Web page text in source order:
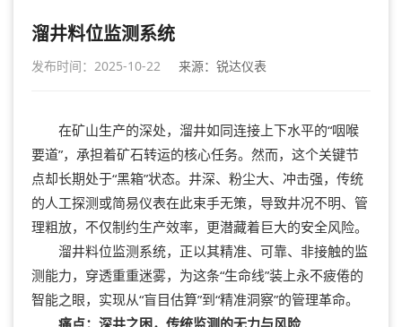
溜井料位监测系统
发布时间：2025-10-22 来源：锐达仪表
在矿山生产的深处，溜井如同连接上下水平的“咽喉
要道”，承担着矿石转运的核心任务。然而，这个关键节
点却长期处于“黑箱”状态。井深、粉尘大、冲击强，传统
的人工探测或简易仪表在此束手无策，导致井况不明、管
理粗放，不仅制约生产效率，更潜藏着巨大的安全风险。
溜井料位监测系统，正以其精准、可靠、非接触的监
测能力，穿透重重迷雾，为这条“生命线”装上永不疲倦的
智能之眼，实现从“盲目估算”到“精准洞察”的管理革命。
痛点：深井之困，传统监测的无力与风险